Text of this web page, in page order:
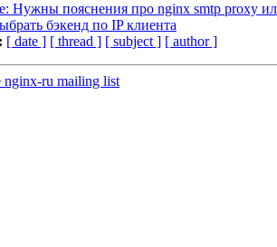
Нужны пояснения про nginx smtp proxy
бэкенд по IP клиента
[ date ] [ thread ] [ subject ] [ author ]
nginx-ru mailing list